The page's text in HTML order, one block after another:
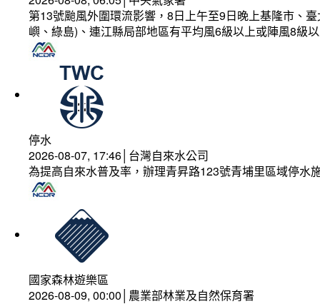
第13號颱風外圍環流影響，8日上午至9日晚上基隆市、
嶼、綠島)、連江縣局部地區有平均風6級以上或陣風8級
停水
2026-08-07, 17:46│台灣自來水公司
為提高自來水普及率，辦理青昇路123號青埔里區域停水
國家森林遊樂區
2026-08-09, 00:00│農業部林業及自然保育署